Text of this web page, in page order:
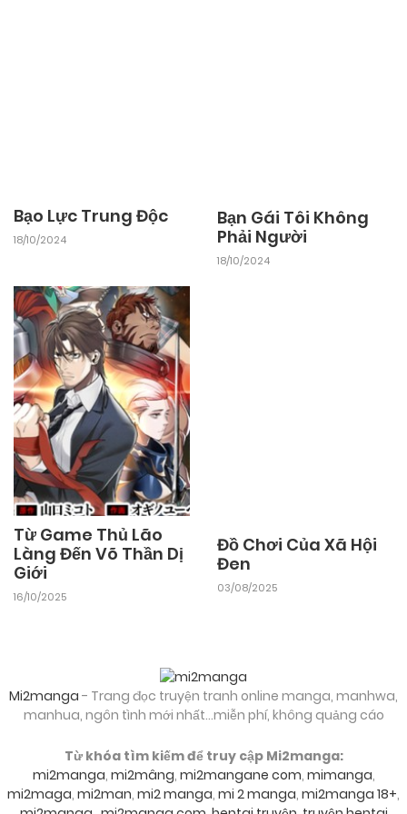
Chapter 5 25/09/2025
Chapter 4 25/09/2025
Chapter 3 25/09/2025
Chapter 2 25/09/2025
Chapter 1
Bạo Lực Trung Độc
18/10/2024
Bạn Gái Tôi Không
Phải Người
18/10/2024
Từ Game Thủ Lão
Làng Đến Võ Thần Dị
Giới
16/10/2025
Đồ Chơi Của Xã Hội
Đen
03/08/2025
Mi2manga - Trang đọc truyện tranh online manga, manhwa,
manhua, ngôn tình mới nhất...miễn phí, không quảng cáo
Từ khóa tìm kiếm để truy cập Mi2manga:
mi2manga, mi2mâng, mi2mangane com, mimanga,
mi2maga, mi2man, mi2 manga, mi 2 manga, mi2manga 18+,